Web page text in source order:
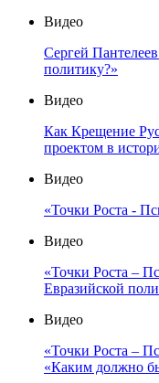
Видео
Сергей
политику?»
Видео
Как Крещение
проектом в
Видео
«Точки Роста -
Видео
«Точки Роста –
Евразийской
Видео
«Точки Роста –
«Каким должно